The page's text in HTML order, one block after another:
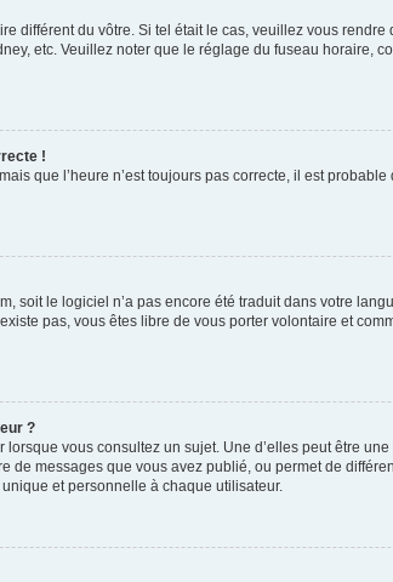
différent du vôtre. Si tel était le cas, veuillez vous
etc. Veuillez noter que le réglage du fuseau horaire,
!
que l’heure n’est toujours pas correcte, il est
soit le logiciel n’a pas encore été traduit dans votre
pas, vous êtes libre de vous porter volontaire et
?
vous consultez un sujet. Une d’elles peut être
de messages que vous avez publié, ou permet de
et personnelle à chaque utilisateur.